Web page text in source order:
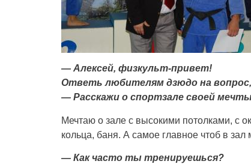
— Алексей, физкульт-привет!
Ответь любителям дзюдо на
— Расскажи о спортзале своей
Мечтаю о зале с высокими потолками, с
кольца, баня. А самое главное чтоб в
— Как часто ты тренируешься?